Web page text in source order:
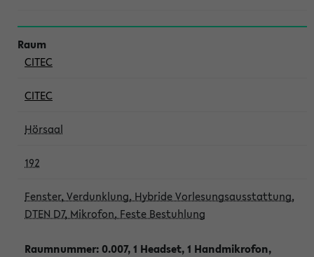
CITEC
CITEC
Hörsaal
192
Fenster, Verdunklung, Hybride Vorlesungsausstattung,
DTEN D7, Mikrofon, Feste Bestuhlung
Raumnummer: 0.007, 1 Headset, 1 Handmikrofon,